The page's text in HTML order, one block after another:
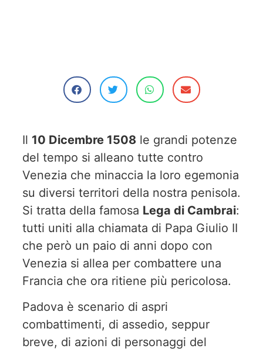
Il 10 Dicembre 1508 le grandi potenze
del tempo si alleano tutte contro
Venezia che minaccia la loro egemonia
su diversi territori della nostra penisola.
Si tratta della famosa Lega di Cambrai:
tutti uniti alla chiamata di Papa Giulio II
che però un paio di anni dopo con
Venezia si allea per combattere una
Francia che ora ritiene più pericolosa.
Padova è scenario di aspri
combattimenti, di assedio, seppur
breve, di azioni di personaggi del